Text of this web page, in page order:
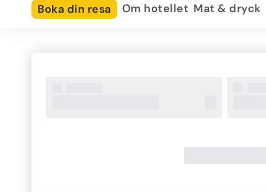
Boka din resa Om hotellet Mat & dryck